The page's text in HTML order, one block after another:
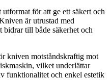
för att ge ett säkert och
är utrustad med
till både säkerhet och
kniven motståndskraftig mot
vilket underlättar
funktionalitet och enkel estetik